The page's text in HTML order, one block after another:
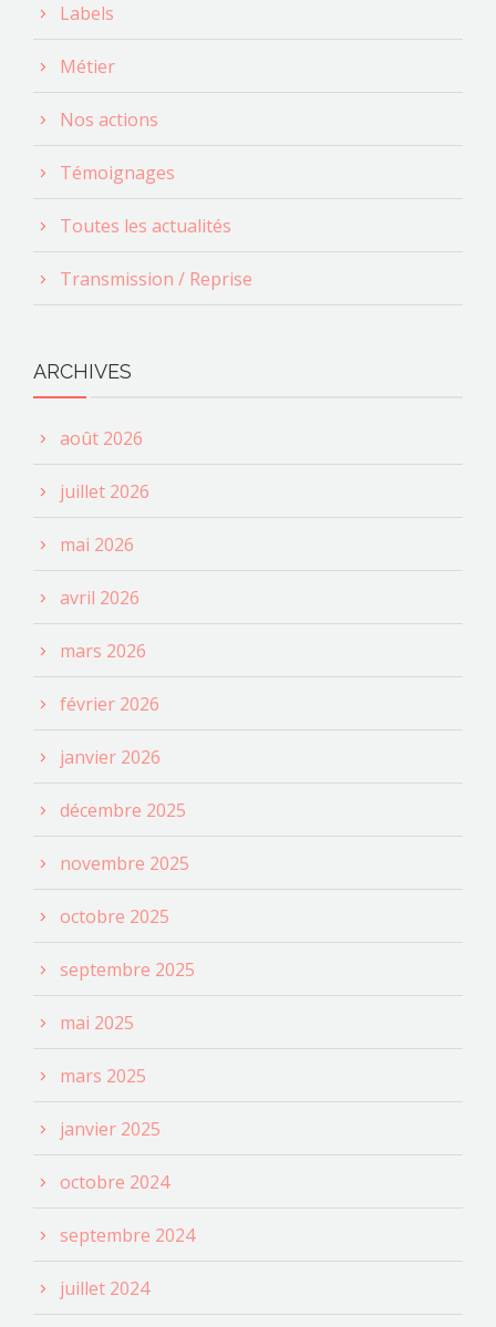
Labels
Métier
Nos actions
Témoignages
Toutes les actualités
Transmission / Reprise
ARCHIVES
août 2026
juillet 2026
mai 2026
avril 2026
mars 2026
février 2026
janvier 2026
décembre 2025
novembre 2025
octobre 2025
septembre 2025
mai 2025
mars 2025
janvier 2025
octobre 2024
septembre 2024
juillet 2024